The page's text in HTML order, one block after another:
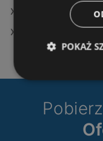
Oferty
POKAŻ